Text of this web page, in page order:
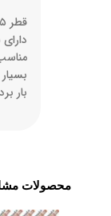
قطر ۸۵ میل
بار
محصولات